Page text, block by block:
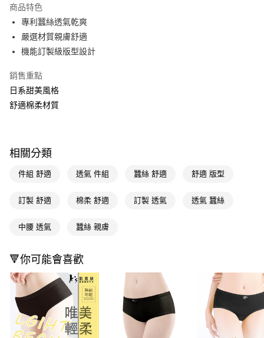
Apple Pay
街口支付
Google Pay
AFTEE先享後付
便利好安心！
２．便利：只要手機號碼，簡訊認證，即可結帳。
結帳頁面，進行簡訊認證並確認金額後，即可完成結帳。
ATM／網路銀行／等多元方式進行付款，方視為交易完成。
※ 請注意：結帳手續完成當下不需立刻繳費，但若您需要取消訂單，請聯絡
購買商品的店家。未經商家同意取消之訂單仍視為有效，需透過AFTEE先享
後付繳納相關費用。
※ 交易是否成功請以「AFTEE先享後付 」之結帳頁面顯示為準，若有關於
是否繳費成功／繳費後需取消欲退款等相關疑問，請聯繫「AFTEE先享後付
客戶支援中心」https://netprotections.freshdesk.com/support/home
運送方式
宅配(廠商直送🚚)
宅配(離島廠商直送🚚)
每筆NT$300
商品特色
專利蠶絲透氣乾爽
嚴選材質親膚舒適
機能訂製級版型設計
銷售重點
日系甜美風格
舒適棉柔材質
相關分類
件組 舒適 透氣 件組 蠶絲 舒適 舒適 版型
訂製 舒適 棉柔 舒適 訂製 透氣 透氣 蠶絲
中腰 透氣 蠶絲 親膚
🔻你可能會喜歡